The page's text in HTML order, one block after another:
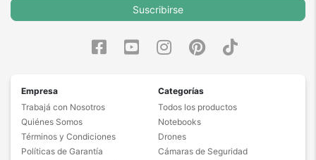
Suscribirse
Empresa
Trabajá con Nosotros
Quiénes Somos
Términos y Condiciones
Políticas de Garantía
Categorías
Todos los productos
Notebooks
Drones
Cámaras de Seguridad